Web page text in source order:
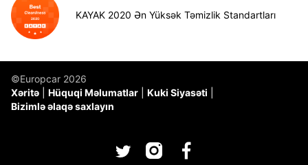
KAYAK 2020 Ən Yüksək Təmizlik Standartları
©Europcar 2026
Xəritə
Hüquqi Məlumatlar
Kuki Siyasəti
Bizimlə əlaqə saxlayın